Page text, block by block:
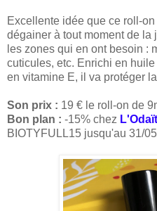
Excellente idée que ce roll-
dégainer à tout moment de la
les zones qui en ont besoin :
cuticules, etc. Enrichi en
en vitamine E, il va protéger
Son prix : 19 € le roll-on de
Bon plan : -15% chez
BIOTYFULL15 jusqu'au 31/